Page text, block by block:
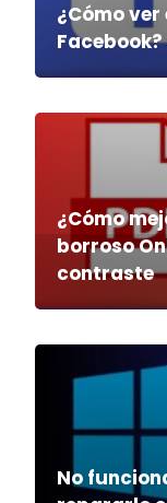
¿Cómo
¿Cómo
borroso
contraste
No